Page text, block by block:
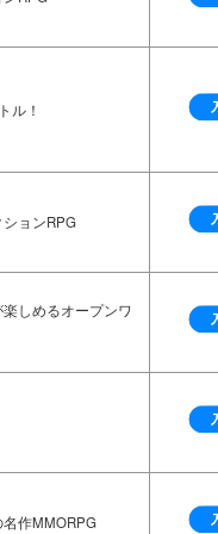
ル！
ョンRPG
しめるオープンワ
作MMORPG